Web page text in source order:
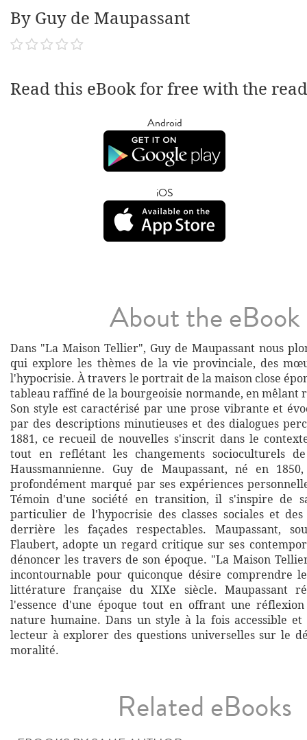
By Guy de Maupassant
Read this eBook for free with the
Android
iOS
About the eBook
Dans "La Maison Tellier", Guy de Maupassant nous
qui explore les thèmes de la vie provinciale, des
l'hypocrisie. À travers le portrait de la maison close
tableau raffiné de la bourgeoisie normande, en mêlant
Son style est caractérisé par une prose vibrante et
par des descriptions minutieuses et des dialogues
1881, ce recueil de nouvelles s'inscrit dans le
tout en reflétant les changements socioculturels
Haussmannienne. Guy de Maupassant, né en
profondément marqué par ses expériences
Témoin d'une société en transition, il s'inspire de
particulier de l'hypocrisie des classes sociales et
derrière les façades respectables. Maupassant,
Flaubert, adopte un regard critique sur ses
dénoncer les travers de son époque. "La Maison
incontournable pour quiconque désire comprendre
littérature française du XIXe siècle. Maupassant
l'essence d'une époque tout en offrant une
nature humaine. Dans un style à la fois accessible
lecteur à explorer des questions universelles sur le
moralité.
Related eBooks